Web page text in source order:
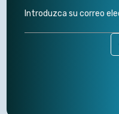
Introduzca
su